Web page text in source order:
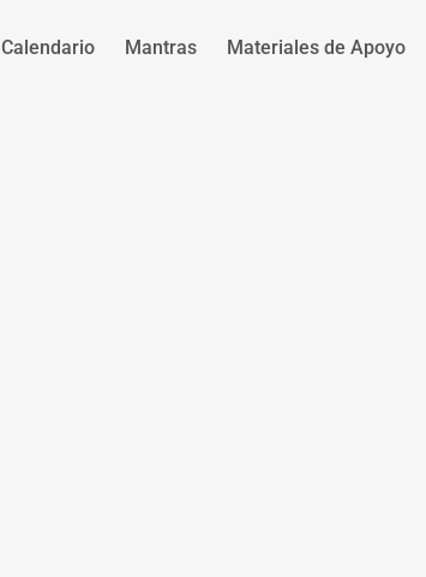
Calendario Mantras Materiales de Apoyo